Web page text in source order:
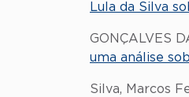
Lula da Silva
GONÇALVES
uma análise
Silva, Marcos